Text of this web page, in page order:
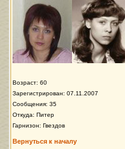
Возраст: 60
Зарегистрирован: 07.11.2007
Сообщения: 35
Откуда: Питер
Гарнизон: Гвездов
Вернуться к началу